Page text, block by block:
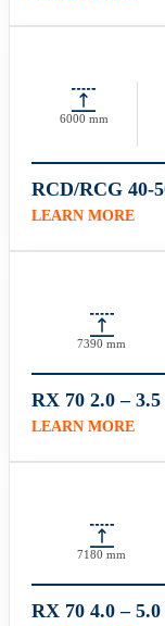
6000 mm
RCD/RCG 40-
LEARN MORE
7390 mm
RX 70 2.0 –
LEARN MORE
7180 mm
RX 70 4.0 –